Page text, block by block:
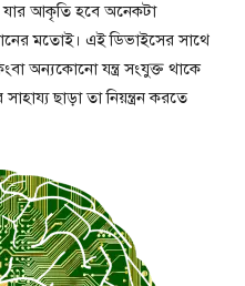
যার আকৃতি হবে অনেকটা
মতোই। এই ডিভাইসের সাথে
অন্যকোনো যন্ত্র সংযুক্ত থাকে
ছাড়া তা নিয়ন্ত্রন করতে